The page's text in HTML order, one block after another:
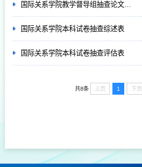
国际关系学院本科试卷抽查综述表
国际关系学院本科试卷抽查评估表
共8条 上页 1 下页